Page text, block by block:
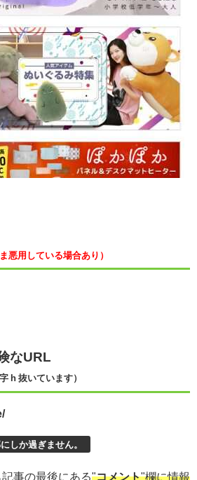
悪用している場合あり）
なURL
h 抜いています）
しか過ぎません。
事の最後にある"コメント"欄に情報